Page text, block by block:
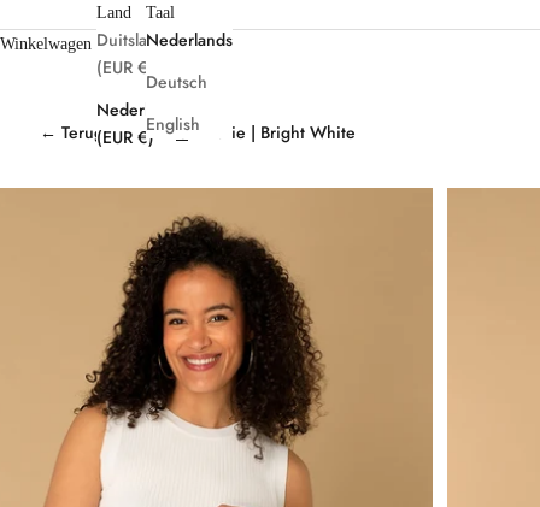
Land
Duitsland
(EUR €)
Nederland
(EUR €)
Taal
Nederlands
Deutsch
English
Winkelwagen
← Terug Home Marie | Bright White